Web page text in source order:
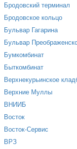
Бродовский терминал
Бродовское кольцо
Бульвар Гагарина
Бульвар
Бумкомбинат
Быткомбинат
Верхнекурьинское
Верхние Муллы
ВНИИБ
Восток
Восток-Сервис
ВРЗ